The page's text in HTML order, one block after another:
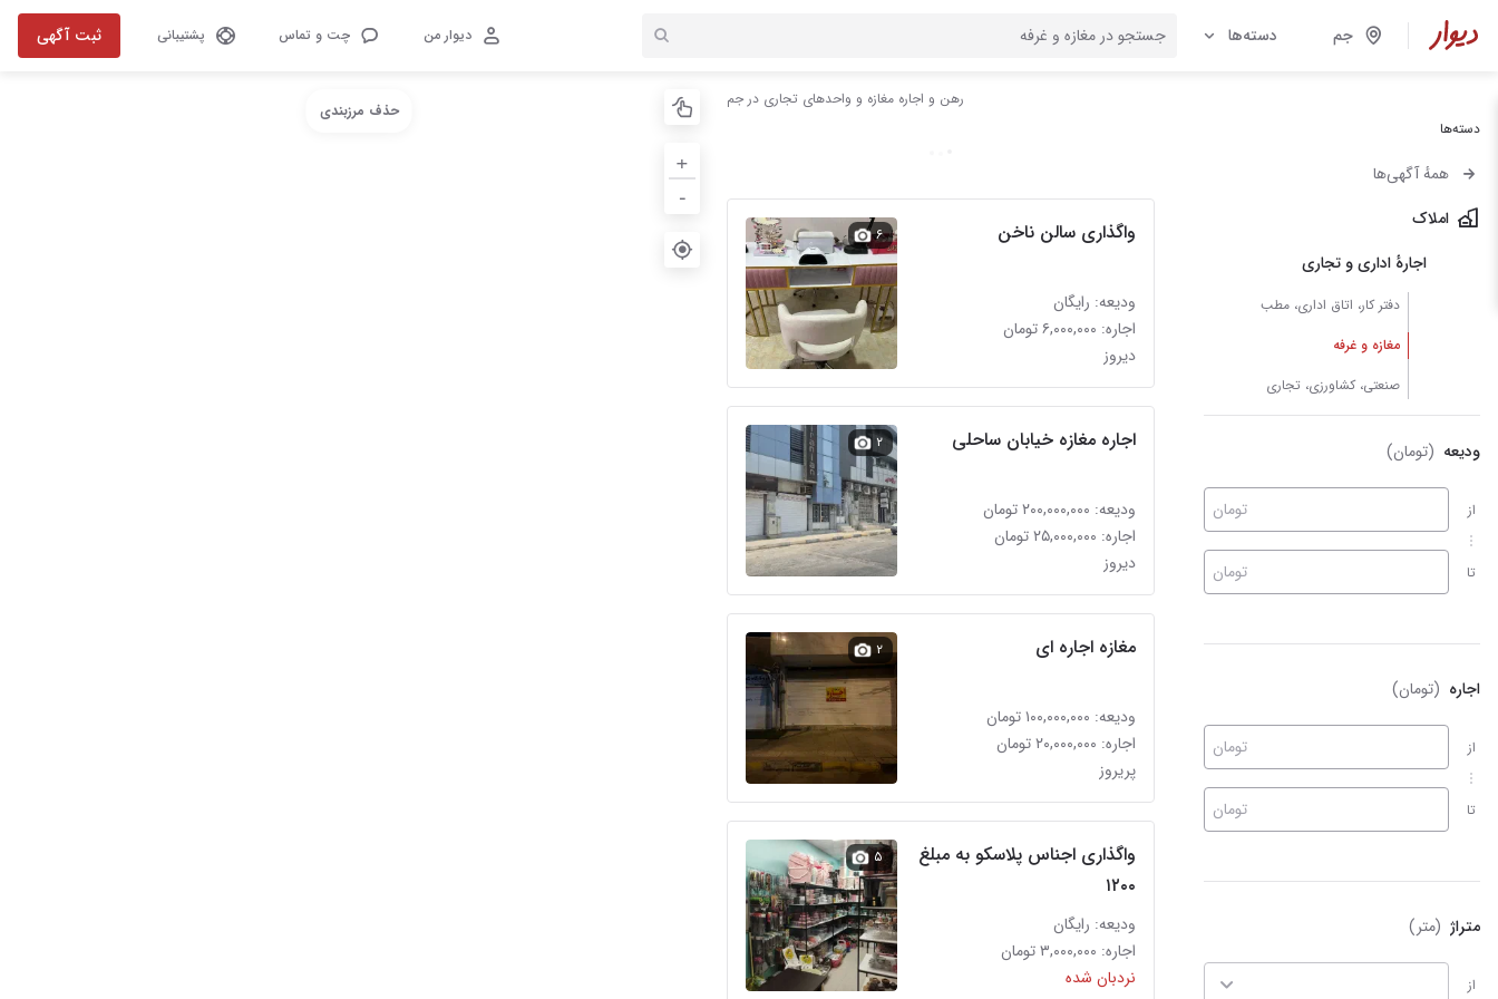
جم دسته‌ها دیوار من چت و تماس پشتیبانی ثبت آگهی
دسته‌ها
همهٔ آگهی‌ها
املاک
اجارهٔ اداری و تجاری
دفتر کار، اتاق اداری، مطب
مغازه و غرفه
صنعتی، کشاورزی، تجاری
ودیعه (تومان)
از
تا
تومان
تومان
اجاره (تومان)
از
تا
تومان
تومان
متراژ (متر)
از
رهن و اجاره مغازه و واحدهای تجاری در جم
واگذاری سالن ناخن
ودیعه: رایگان
اجاره: ۶,۰۰۰,۰۰۰ تومان
دیروز
۶
اجاره مغازه خیابان ساحلی
ودیعه: ۲۰۰,۰۰۰,۰۰۰ تومان
اجاره: ۲۵,۰۰۰,۰۰۰ تومان
دیروز
۲
مغازه اجاره ای
ودیعه: ۱۰۰,۰۰۰,۰۰۰ تومان
اجاره: ۲۰,۰۰۰,۰۰۰ تومان
پریروز
۲
واگذاری اجناس پلاسکو به مبلغ
۱۲۰۰
ودیعه: رایگان
اجاره: ۳,۰۰۰,۰۰۰ تومان
نردبان شده
۵
+
-
حذف مرزبندی